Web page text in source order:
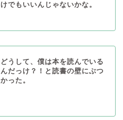
けでもいいんじゃないかな。
どうして、僕は本を読んでいる
んだっけ？！と読書の壁にぶつ
かった。